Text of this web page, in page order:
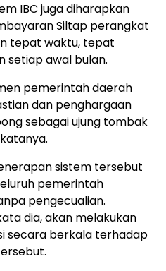
IBC juga diharapkan
Siltap perangkat
tepat waktu, tepat
setiap awal bulan.
pemerintah daerah
dan penghargaan
sebagai ujung tombak
sistem tersebut
pemerintah
pengecualian.
dia, akan melakukan
secara berkala terhadap